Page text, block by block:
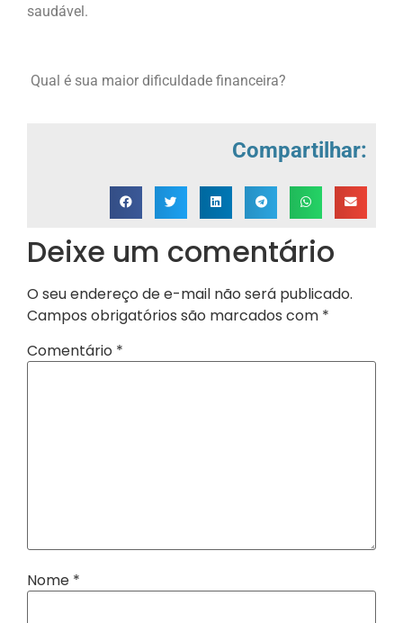
saudável.
Qual é sua maior dificuldade financeira?
Compartilhar:
Deixe um comentário
O seu endereço de e-mail não será publicado.
Campos obrigatórios são marcados com *
Comentário *
Nome *